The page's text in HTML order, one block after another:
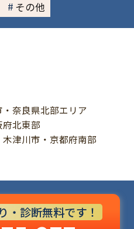
その他
・奈良県北部エリア
府北東部
木津川市・京都府南部
・診断無料です！